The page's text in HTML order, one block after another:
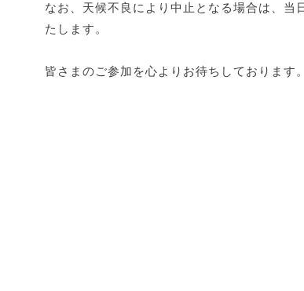
なお、天候不良により中止となる場合は、
たします。
皆さまのご参加を心よりお待ちしております。